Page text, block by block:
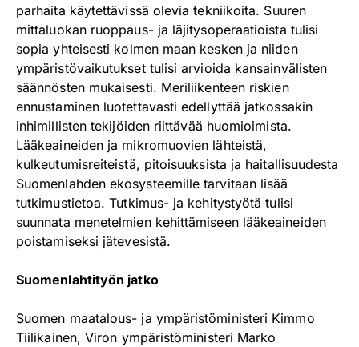
parhaita käytettävissä olevia tekniikoita. Suuren
mittaluokan ruoppaus- ja läjitysoperaatioista tulisi
sopia yhteisesti kolmen maan kesken ja niiden
ympäristövaikutukset tulisi arvioida kansainvälisten
säännösten mukaisesti. Meriliikenteen riskien
ennustaminen luotettavasti edellyttää jatkossakin
inhimillisten tekijöiden riittävää huomioimista.
Lääkeaineiden ja mikromuovien lähteistä,
kulkeutumisreiteistä, pitoisuuksista ja haitallisuudesta
Suomenlahden ekosysteemille tarvitaan lisää
tutkimustietoa. Tutkimus- ja kehitystyötä tulisi
suunnata menetelmien kehittämiseen lääkeaineiden
poistamiseksi jätevesistä.
Suomenlahtityön jatko
Suomen maatalous- ja ympäristöministeri Kimmo
Tiilikainen, Viron ympäristöministeri Marko